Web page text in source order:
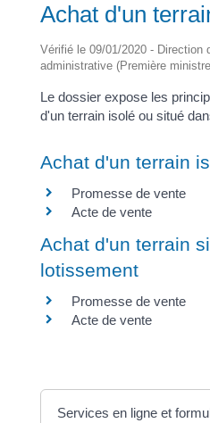
Achat d'un
Vérifié le 09/01/2020 - Direction
administrative (Première
Le dossier expose les
d'un terrain isolé ou situé
Achat d'un terrain
Promesse de vente
Acte de vente
Achat d'un terrain
lotissement
Promesse de vente
Acte de vente
Services en ligne et